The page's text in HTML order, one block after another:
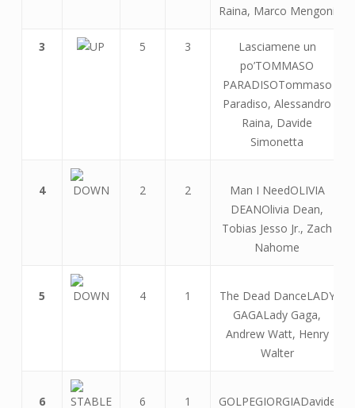
Raina, Marco Mengoni
3 5 3
Lasciamene un
po’TOMMASO
PARADISOTommaso
Paradiso, Alessandro
Raina, Davide
Simonetta
4 2 2
Man I NeedOLIVIA
DEANOlivia Dean,
Tobias Jesso Jr., Zach
Nahome
5 4 1
The Dead DanceLADY
GAGALady Gaga,
Andrew Watt, Henry
Walter
6 6 1
GOLPEGIORGIADavide